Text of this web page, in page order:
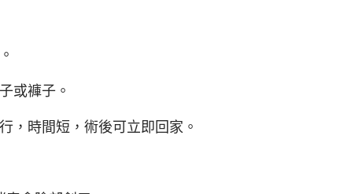
或褲子。
，時間短，術後可立即回家。